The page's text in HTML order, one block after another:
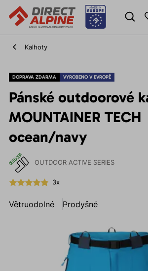
Kalhoty
DOPRAVA ZDARMA VYROBENO V EVROPĚ
Pánské outdoorové
MOUNTAINER TECH
ocean/navy
OUTDOOR ACTIVE SERIES
3x
Větruodolné Prodyšné